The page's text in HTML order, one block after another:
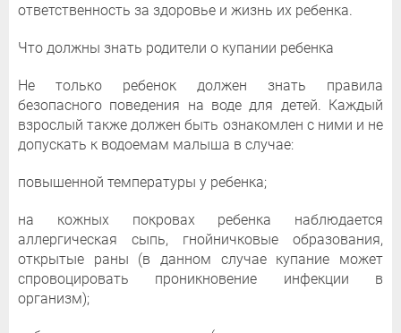
ответственность за здоровье и жизнь их ребенка.
Что должны знать родители о купании ребенка
Не только ребенок должен знать правила
безопасного поведения на воде для детей. Каждый
взрослый также должен быть ознакомлен с ними и не
допускать к водоемам малыша в случае:
повышенной температуры у ребенка;
на кожных покровах ребенка наблюдается
аллергическая сыпь, гнойничковые образования,
открытые раны (в данном случае купание может
спровоцировать проникновение инфекции в
организм);